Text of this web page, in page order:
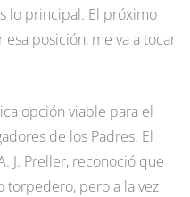
lo principal. El próximo
posición, me va a tocar
opción viable para el
de los Padres. El
J. Preller, reconoció que
torpedero, pero a la vez